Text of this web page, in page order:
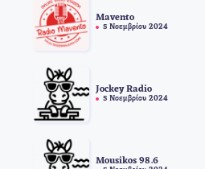
Mavento
5 Νοεμβρίου 2024
Jockey Radio
5 Νοεμβρίου 2024
Mousikos 98.6